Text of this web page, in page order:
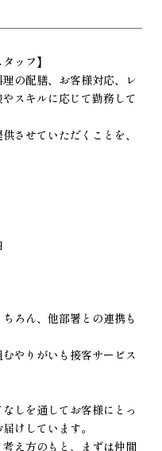
ッフ】
の配膳、お客様対応、レ
スキルに応じて勤務して
させていただくことを、
ろん、他部署との連携も
やりがいも接客サービス
しを通してお客様にとっ
けしています。
え方のもと、まずは仲間